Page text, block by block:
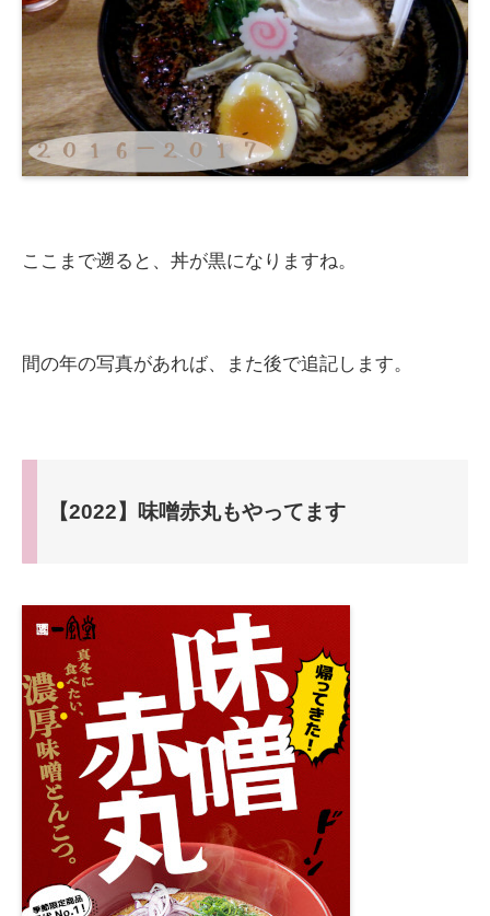
ここまで遡ると、丼が黒になりますね。
間の年の写真があれば、また後で追記します。
【2022】味噌赤丸もやってます